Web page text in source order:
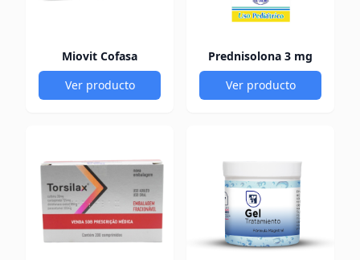
Miovit Cofasa
Ver producto
Prednisolona 3 mg
Ver producto